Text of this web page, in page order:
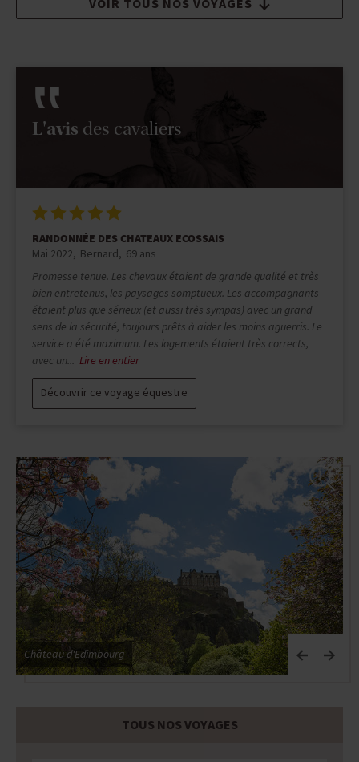
VOIR TOUS NOS VOYAGES
L'avis des cavaliers
RANDONNÉE DES CHATEAUX ECOSSAIS
Mai 2022 Bernard 69 ans
Promesse tenue. Les chevaux étaient de grande qualité et très
bien entretenus, les paysages somptueux. Les accompagnants
étaient plus que sérieux (et aussi très sympas) avec un grand
sens de la sécurité, toujours prêts à aider les moins aguerris. Le
service a été maximum. Les logements étaient très corrects,
avec un... Lire en entier
Découvrir ce voyage équestre
Château d'Edimbourg
TOUS NOS VOYAGES